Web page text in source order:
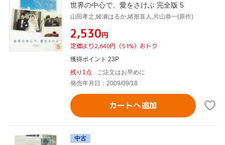
世界の中心で、愛をさけぶ 完全版 5
山田孝之,綾瀬はるか,緒形直人,片山恭一(原作)
¥2,530円
定価より2,640円（51%）おトク
獲得ポイント 23P
残り1点
ご注文はお早めに
発売年月日：2009/09/18
カートへ追加
中古